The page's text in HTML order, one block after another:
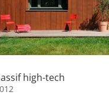
high-tech